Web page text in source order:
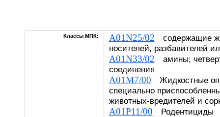
Классы МПК: A01N25/02 содержащие
носителей, разбавителей
A01N33/02 амины;
соединения
A01M7/00 Жидкостные
специально
животных-вредителей и
A01P11/00 Родентициды